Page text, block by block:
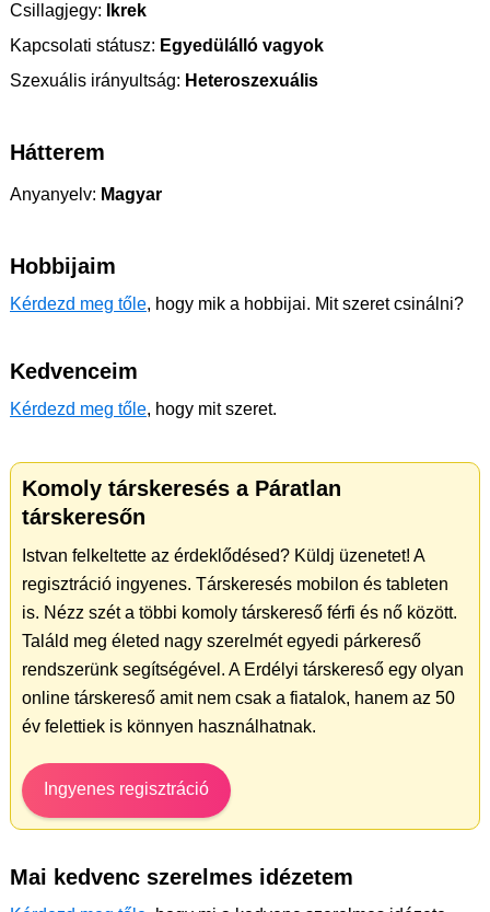
Csillagjegy: Ikrek
Kapcsolati státusz: Egyedülálló vagyok
Szexuális irányultság: Heteroszexuális
Hátterem
Anyanyelv: Magyar
Hobbijaim
Kérdezd meg tőle, hogy mik a hobbijai. Mit szeret csinálni?
Kedvenceim
Kérdezd meg tőle, hogy mit szeret.
Komoly társkeresés a Páratlan
társkeresőn
Istvan felkeltette az érdeklődésed? Küldj üzenetet! A
regisztráció ingyenes. Társkeresés mobilon és tableten
is. Nézz szét a többi komoly társkereső férfi és nő között.
Találd meg életed nagy szerelmét egyedi párkereső
rendszerünk segítségével. A Erdélyi társkereső egy olyan
online társkereső amit nem csak a fiatalok, hanem az 50
év felettiek is könnyen használhatnak.
Ingyenes regisztráció
Mai kedvenc szerelmes idézetem